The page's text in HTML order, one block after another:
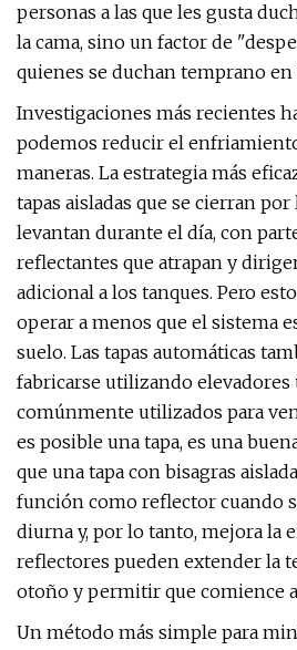
personas a las que les gusta
la cama, sino un factor de
quienes se duchan temprano en
Investigaciones más recientes
podemos reducir el
maneras. La estrategia más
tapas aisladas que se cierran por
levantan durante el día, con
reflectantes que atrapan y
adicional a los tanques. Pero
operar a menos que el sistema
suelo. Las tapas automáticas
fabricarse utilizando elevadores
comúnmente utilizados para
es posible una tapa, es una
que una tapa con bisagras
función como reflector cuando
diurna y, por lo tanto, mejora la
reflectores pueden extender la
otoño y permitir que comience
Un método más simple para